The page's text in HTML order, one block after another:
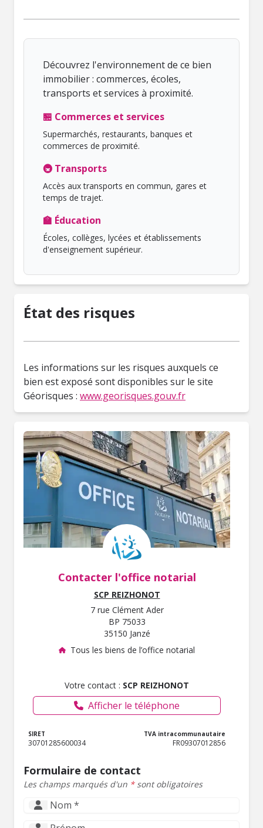
Découvrez l'environnement de ce bien
immobilier : commerces, écoles,
transports et services à proximité.
🏪 Commerces et services
Supermarchés, restaurants, banques et
commerces de proximité.
🚇 Transports
Accès aux transports en commun, gares et
temps de trajet.
🏫 Éducation
Écoles, collèges, lycées et établissements
d'enseignement supérieur.
État des risques
Les informations sur les risques auxquels ce
bien est exposé sont disponibles sur le site
Géorisques : www.georisques.gouv.fr
Contacter l'office notarial
SCP REIZHONOT
7 rue Clément Ader
BP 75033
35150 Janzé
Tous les biens de l’office notarial
Votre contact : SCP REIZHONOT
Afficher le téléphone
SIRET
30701285600034
TVA intracommunautaire
FR09307012856
Formulaire de contact
Les champs marqués d'un *sont obligatoires